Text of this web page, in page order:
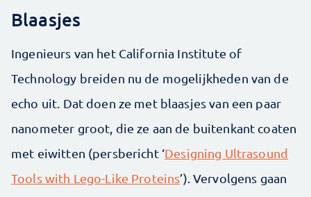
Blaasjes
Ingenieurs van het California Institute of
Technology breiden nu de mogelijkheden van de
echo uit. Dat doen ze met blaasjes van een paar
nanometer groot, die ze aan de buitenkant coaten
met eiwitten (persbericht ‘Designing Ultrasound
Tools with Lego-Like Proteins’). Vervolgens gaan